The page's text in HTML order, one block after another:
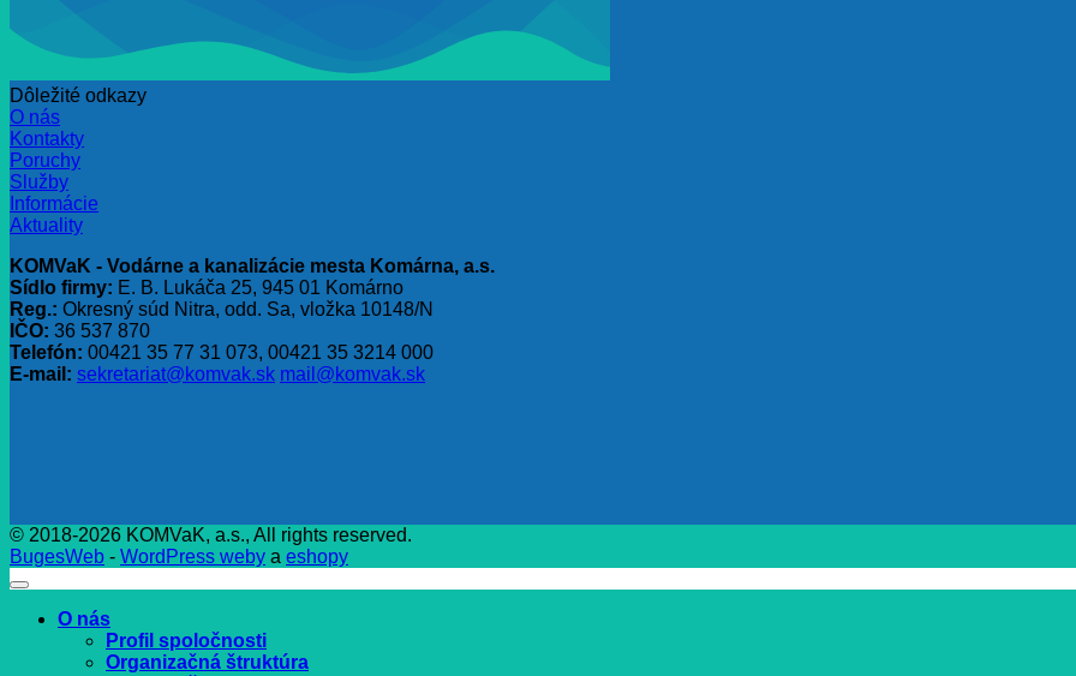
Dôležité odkazy
O nás
Kontakty
Poruchy
Služby
Informácie
Aktuality
KOMVaK - Vodárne a kanalizácie mesta Komárna, a.s.
Sídlo firmy: E. B. Lukáča 25, 945 01 Komárno
Reg.: Okresný súd Nitra, odd. Sa, vložka 10148/N
IČO: 36 537 870
Telefón: 00421 35 77 31 073, 00421 35 3214 000
E-mail: sekretariat@komvak.sk mail@komvak.sk
© 2018-2026 KOMVaK, a.s., All rights reserved.
BugesWeb - WordPress weby a eshopy
O nás
Profil spoločnosti
Organizačná štruktúra